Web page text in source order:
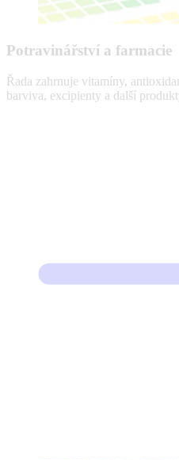
Potravinářství a farmacie
Řada zahrnuje vitamíny,
barviva, excipienty a další